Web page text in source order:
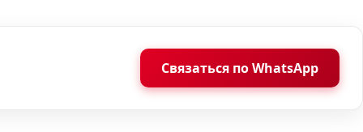
Связаться по WhatsApp